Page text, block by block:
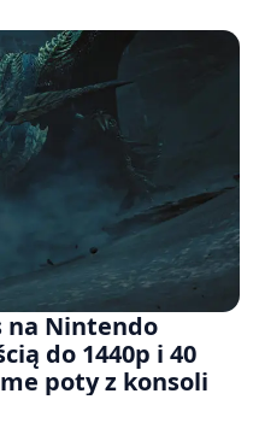
na Nintendo
do 1440p i 40
poty z konsoli